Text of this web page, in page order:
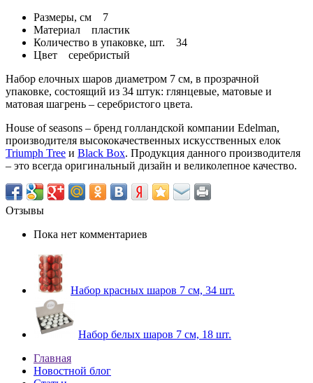
Размеры, см 7
Материал пластик
Количество в упаковке, шт. 34
Цвет серебристый
Набор елочных шаров диаметром 7 см, в прозрачной
упаковке, состоящий из 34 штук: глянцевые, матовые и
матовая шагрень – серебристого цвета.
House of seasons – бренд голландской компании Edelman,
производителя высококачественных искусственных елок
Triumph Tree и Black Box. Продукция данного производителя
– это всегда оригинальный дизайн и великолепное качество.
Отзывы
Пока нет комментариев
Набор красных шаров 7 см, 34 шт.
Набор белых шаров 7 см, 18 шт.
Главная
Новостной блог